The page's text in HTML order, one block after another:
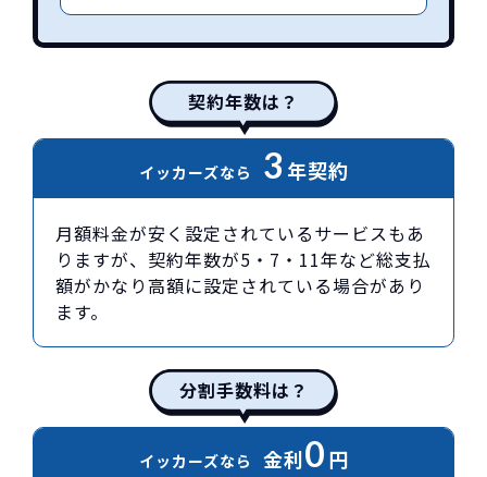
契約年数は？
イッカーズなら 3 年契約
月額料金が安く設定されているサービスもあ
りますが、契約年数が5・7・11年など総支払
額がかなり高額に設定されている場合があり
ます。
分割手数料は？
イッカーズなら 金利0円